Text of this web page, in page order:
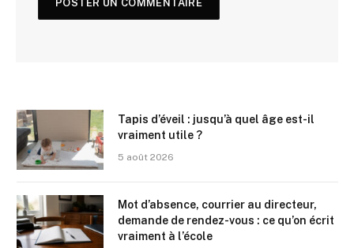
Tapis d’éveil : jusqu’à quel âge est-il
vraiment utile ?
5 août 2026
Mot d’absence, courrier au directeur,
demande de rendez-vous : ce qu’on écrit
vraiment à l’école